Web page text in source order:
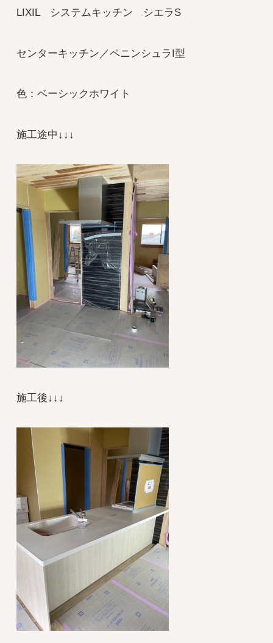
LIXIL システムキッチン シエラS
センターキッチン／ペニンシュラI型
色：ベーシックホワイト
施工途中↓↓↓
施工後↓↓↓